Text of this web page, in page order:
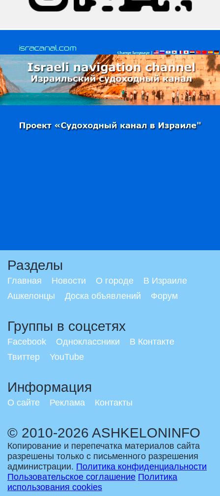
Разделы
Главная Новости О городе
В Израиле
Ашкелонцы
Доска объявлений Форум
Группы в соцсетях
Facebook Одноклассники
В Контакте
Твиттер
YouTube
Информация
О сайте Реклама Контакты
© 2010-2026 ASHKELONINFO
Копирование и перепечатка материалов сайта
разрешены только с письменного разрешения
администрации. Политика конфиденциальности
Пользовательское соглашение Политика
использования cookies